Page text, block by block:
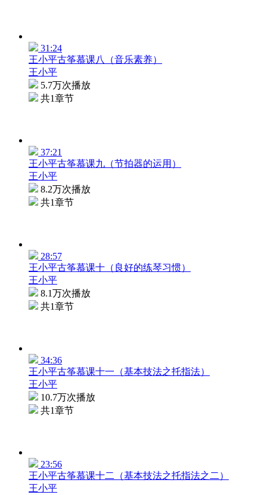
31:24
王小平古筝慕课八（音乐素养）
王小平
5.7万次播放
共1章节
37:21
王小平古筝慕课九（节拍器的运用）
王小平
8.2万次播放
共1章节
28:57
王小平古筝慕课十（良好的练琴习惯）
王小平
8.1万次播放
共1章节
34:36
王小平古筝慕课十一（基本技法之托指法）
王小平
10.7万次播放
共1章节
23:56
王小平古筝慕课十二（基本技法之托指法之二）
王小平